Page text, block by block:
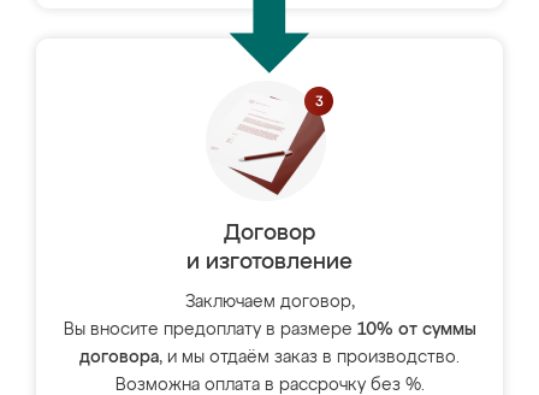
Договор
и изготовление
Заключаем договор,
Вы вносите предоплату в размере 10% от суммы
договора, и мы отдаём заказ в производство.
Возможна оплата в рассрочку без %.